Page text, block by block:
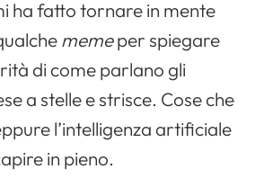
ha fatto tornare in mente
memeper spiegare
di come parlano gli
a stelle e strisce. Cose che
l’intelligenza artificiale
in pieno.